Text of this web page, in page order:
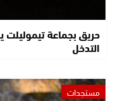
حريق بجماعة
التدخل
مستجدات